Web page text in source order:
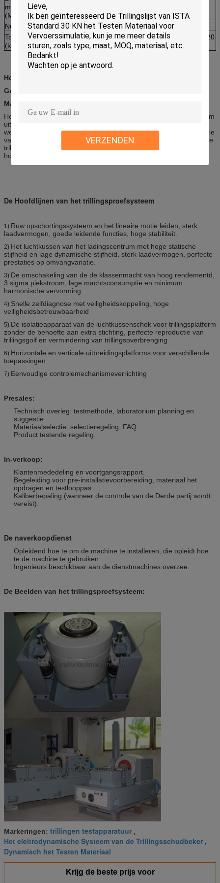
VERZENDEN
machtsversterker
(MM.)
Nutsvereisten
driefasenac380v ±10% 50Hz
Totale capaciteit
(kW)
8 9 18 20
Hoofdexpanders
Grootte (mm): 300 x 300-1500x1500
Materiaal:
Het uitbreidingsplatform wordt gemaakt van magnesiumlegering om
uitbreiding voor het anker te verstrekken. Met Redelijk en
wetenschappelijk ontwerp, kan het platform een testende frequentie
van kHz bereiken 2. De specifieke microstructuur verstrekt redelijke
trillingsbevochtiging, en minimaliseert de versterkingsfactor van
hoge frequentieresonantie.
De Hoofdlijnen van het trillingsproefsysteem
1) Ruw opschortingssysteem en het lineaire motie leiden, sterk
laadvermogen, goede leidende functies, hoge stabiliteit.
2) Het luchtkussen van het ladingscentrum met hoge statische
stijfheid en lage dynamische stijfheid, sterk laadvermogen, perfecte
prestaties op omvangvariatie.
3) De omschakeling van de de klassenmacht van hoog rendementd,
3 sigma piekstroom, lage machtsconsumptie en minimum
harmonische vervorming.
4) Snelle zelfdiagnose met veiligheidskoppeling, hoge
veiligheidsbetrouwbaarheid
5) De isolatieapparaat van de luchtkussenschok voor trillingsplatform
zonder de behoefte aan extra stichting, perfecte reproductie van
trillingsgolf en vermindering van trillingsoverbrenging
6) Horizontale en verticale uitbreidingsplatforms voor verschillende
toepassingen
7) Eenvoudige controlemechanismeverrichting
Presales:
Technisch overleg: testmethode, laboratorium planning en
suggestie.
Materiaalselectie: selectieregeling, FAQ.
Product testende regeling.
In-verkoop:
Klantenmededeling en voortgangsrapport.
Begeleiding voor pre-installatievoorbereiding, materiaal het
opdragen en testlooppas.
Kaliberbepaling (wanneer de controle van de Derde partij wordt
vereist).
De naverkoopdienst
Opleidend hoe te om de machine te installeren, die opleidt hoe
te de machine te gebruiken.
Ingenieurs beschikbaar aan de dienstmachines overzee.
De Beelden van het trillingsproefsysteem:
Markeringen: trillingen testapparatuur ,
Het eleltrodynamische Systeem van de Trillingsschudbeker ,
Dynamisch het Testen Materiaal
Krijg de beste prijs voor